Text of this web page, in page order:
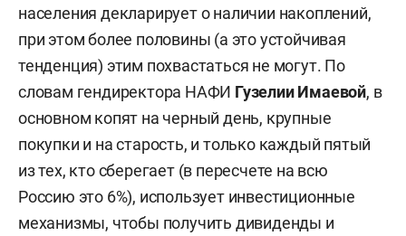
населения декларирует о наличии накоплений,
при этом более половины (а это устойчивая
тенденция) этим похвастаться не могут. По
словам гендиректора НАФИ Гузелии Имаевой, в
основном копят на черный день, крупные
покупки и на старость, и только каждый пятый
из тех, кто сберегает (в пересчете на всю
Россию это 6%), использует инвестиционные
механизмы, чтобы получить дивиденды и